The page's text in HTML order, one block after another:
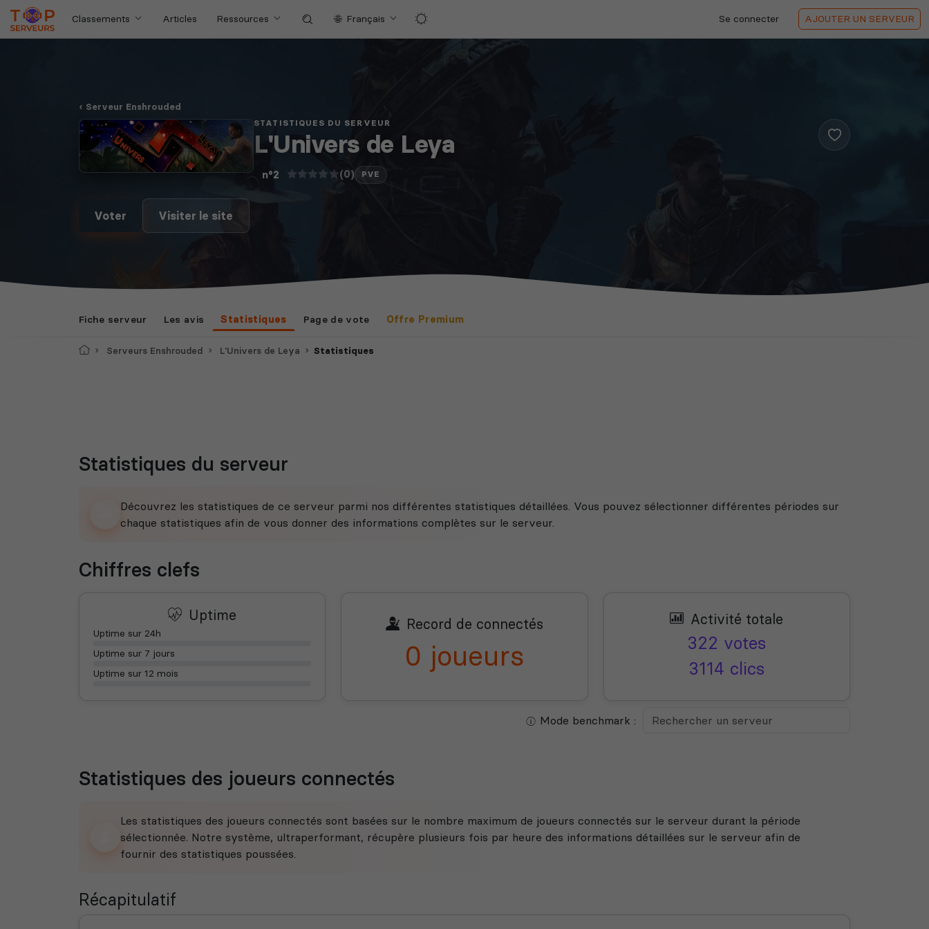
Classements Articles Ressources Français Se connecter AJOUTER UN SERVEUR
Serveur Enshrouded
STATISTIQUES DU SERVEUR
L'Univers de Leya
n°2 (0) PVE
Voter Visiter le site
Fiche serveur Les avis Statistiques Page de vote Offre Premium
AccueilServeurs Enshrouded L'Univers de Leya Statistiques
Statistiques du serveur
Découvrez les statistiques de ce serveur parmi nos différentes statistiques détaillées. Vous pouvez sélectionner différentes périodes sur
chaque statistiques afin de vous donner des informations complètes sur le serveur.
Chiffres clefs
Uptime
Uptime sur 24h
Uptime sur 7 jours
Uptime sur 12 mois
Record de connectés
0 joueurs
Activité totale
322 votes
3114 clics
Mode benchmark :
Statistiques des joueurs connectés
Les statistiques des joueurs connectés sont basées sur le nombre maximum de joueurs connectés sur le serveur durant la période
sélectionnée. Notre système, ultraperformant, récupère plusieurs fois par heure des informations détaillées sur le serveur afin de
fournir des statistiques poussées.
Récapitulatif